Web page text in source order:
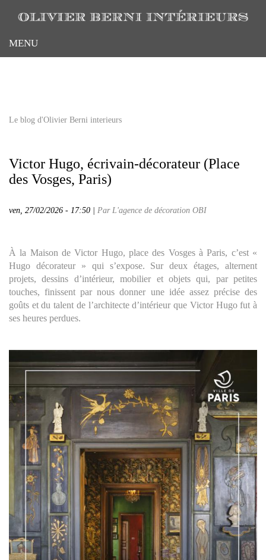
principal
MENU
Le blog d'Olivier Berni interieurs
Victor Hugo, écrivain-décorateur (Place
des Vosges, Paris)
ven, 27/02/2026 - 17:50 | Par L'agence de décoration OBI
À la Maison de Victor Hugo, place des Vosges à Paris, c’est «
Hugo décorateur » qui s’expose. Sur deux étages, alternent
projets, dessins d’intérieur, mobilier et objets qui, par petites
touches, finissent par nous donner une idée assez précise des
goûts et du talent de l’architecte d’intérieur que Victor Hugo fut à
ses heures perdues.